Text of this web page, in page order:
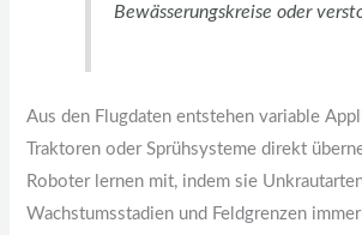
Bewässerungskreise oder
Aus den Flugdaten entstehen variable
Traktoren oder Sprühsysteme direkt
Roboter lernen mit, indem sie
Wachstumsstadien und Feldgrenzen